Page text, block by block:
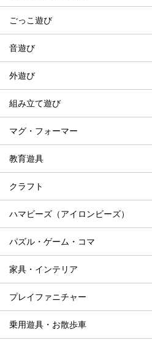
ごっこ遊び
音遊び
外遊び
組み立て遊び
マグ・フォーマー
教育遊具
クラフト
ハマビーズ（アイロンビーズ）
パズル・ゲーム・コマ
家具・インテリア
プレイファニチャー
乗用遊具・お散歩車